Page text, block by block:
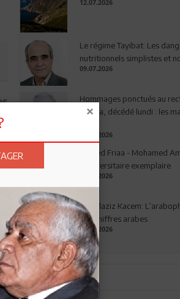
12.07.2026
Le régime Tayibat: Les
nutritionnels simplistes et
09.07.2026
Hommages ponctués au
Amara, décédé lundi : les
03.08.2026
Ahmed Friaa - Mohamed
l’Universitaire exemplaire
04.08.2026
Abdelaziz Kacem:
aux chiffres arabes
09.07.2026